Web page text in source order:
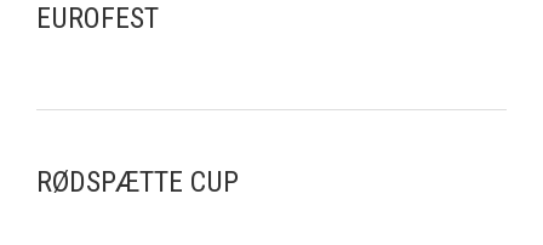
EUROFEST
RØDSPÆTTE CUP